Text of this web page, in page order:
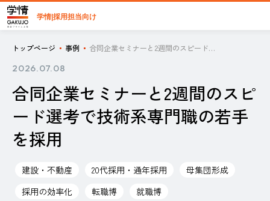
学情|採用担当向け
トップページ 事例 合同企業セミナーと2週間のスピード選考で技術系専門職の若手を採用
2026.07.08
合同企業セミナーと2週間のスピ
ード選考で技術系専門職の若手
を採用
建設・不動産 20代採用・通年採用
母集団形成
採用の効率化
転職博
就職博